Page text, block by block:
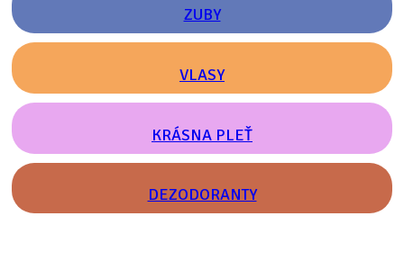
ZUBY
VLASY
KRÁSNA PLEŤ
DEZODORANTY